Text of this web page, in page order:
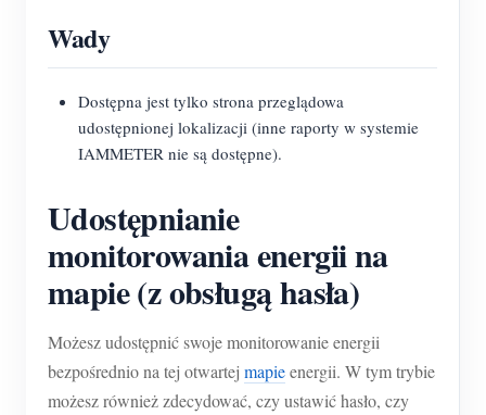
Wady
Dostępna jest tylko strona przeglądowa
udostępnionej lokalizacji (inne raporty w systemie
IAMMETER nie są dostępne).
Udostępnianie
monitorowania energii na
mapie (z obsługą hasła)
Możesz udostępnić swoje monitorowanie energii
bezpośrednio na tej otwartej mapieenergii. W tym trybie
możesz również zdecydować, czy ustawić hasło, czy